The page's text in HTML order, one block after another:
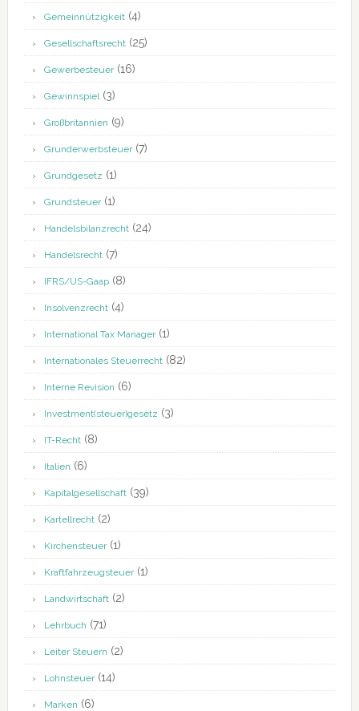
Gemeinnützigkeit(4)
Gesellschaftsrecht(25)
Gewerbesteuer(16)
Gewinnspiel (3)
Großbritannien (9)
Grunderwerbsteuer(7)
Grundgesetz (1)
Grundsteuer(1)
Handelsbilanzrecht(24)
Handelsrecht(7)
IFRS/US-Gaap(8)
Insolvenzrecht(4)
International Tax Manager(1)
Internationales Steuerrecht(82)
Interne Revision (6)
Investment(steuer)gesetz (3)
IT-Recht(8)
Italien (6)
Kapitalgesellschaft(39)
Kartellrecht(2)
Kirchensteuer(1)
Kraftfahrzeugsteuer(1)
Landwirtschaft(2)
Lehrbuch (71)
Leiter Steuern (2)
Lohnsteuer(14)
Marken (6)